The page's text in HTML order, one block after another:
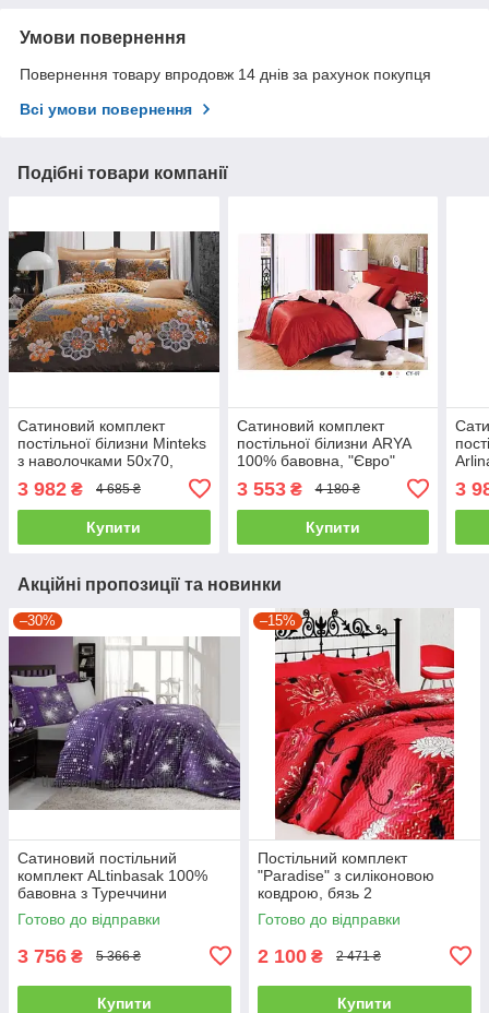
Умови повернення
Повернення товару впродовж 14 днів за рахунок покупця
Всі умови повернення
Подібні товари компанії
Сатиновий комплект
постільної білизни Minteks
з наволочками 50x70,
євро- 4 наволочки
3 982 ₴ 4 685 ₴
Купити
Сатиновий комплект
постільної білизни ARYA
100% бавовна, "Євро"
3 553₴ 4 180 ₴
Купити
3
Акційні пропозиції та новинки
–30%
Сатиновий постільний
комплект ALtinbasak 100%
бавовна з Туреччини
двоспальний - євро
Готово до відправки
3 756 ₴ 5 366 ₴
Купити
–15%
Постільний комплект
"Paradise" з силіконовою
ковдрою, бязь 2
Готово до відправки
2 100 ₴ 2 471 ₴
Купити